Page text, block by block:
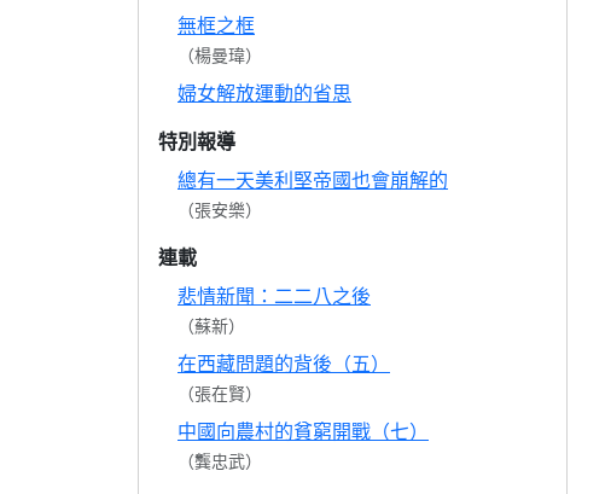
無框之框
（楊曼瑋）
婦女解放運動的省思
特別報導
總有一天美利堅帝國也會崩解的
（張安樂）
連載
悲情新聞：二二八之後
（蘇新）
在西藏問題的背後（五）
（張在賢）
中國向農村的貧窮開戰（七）
（龔忠武）